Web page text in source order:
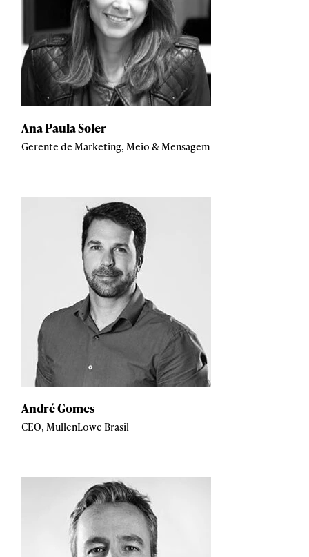
Ana Paula Soler
Gerente de Marketing, Meio & Mensagem
André Gomes
CEO, MullenLowe Brasil